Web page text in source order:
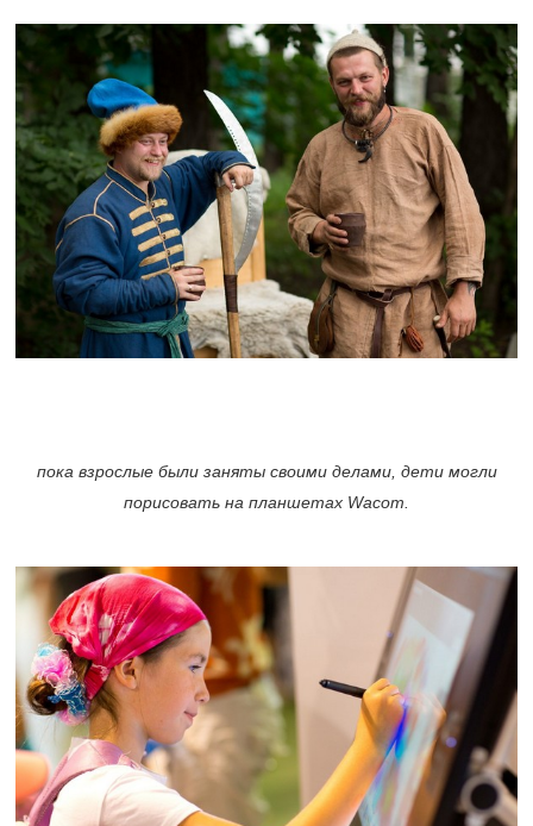
пока взрослые были заняты своими делами, дети могли
порисовать на планшетах Wacom.